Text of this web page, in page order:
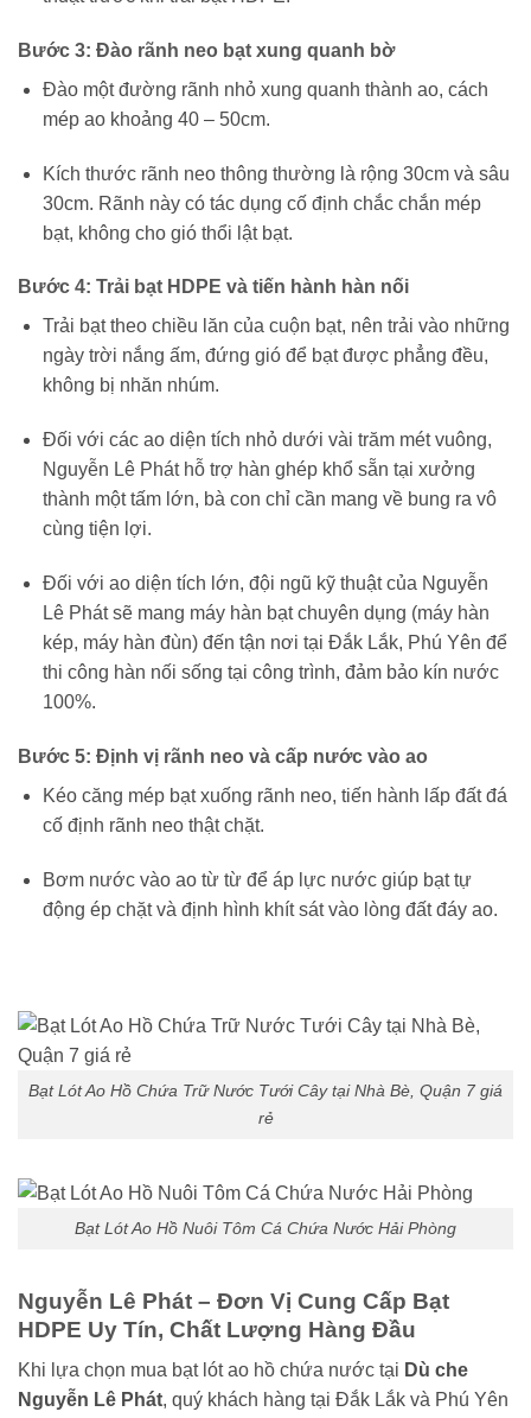
Bước 3: Đào rãnh neo bạt xung quanh bờ
Đào một đường rãnh nhỏ xung quanh thành ao, cách
mép ao khoảng 40 – 50cm.
Kích thước rãnh neo thông thường là rộng 30cm và sâu
30cm. Rãnh này có tác dụng cố định chắc chắn mép
bạt, không cho gió thổi lật bạt.
Bước 4: Trải bạt HDPE và tiến hành hàn nối
Trải bạt theo chiều lăn của cuộn bạt, nên trải vào những
ngày trời nắng ấm, đứng gió để bạt được phẳng đều,
không bị nhăn nhúm.
Đối với các ao diện tích nhỏ dưới vài trăm mét vuông,
Nguyễn Lê Phát hỗ trợ hàn ghép khổ sẵn tại xưởng
thành một tấm lớn, bà con chỉ cần mang về bung ra vô
cùng tiện lợi.
Đối với ao diện tích lớn, đội ngũ kỹ thuật của Nguyễn
Lê Phát sẽ mang máy hàn bạt chuyên dụng (máy hàn
kép, máy hàn đùn) đến tận nơi tại Đắk Lắk, Phú Yên để
thi công hàn nối sống tại công trình, đảm bảo kín nước
100%.
Bước 5: Định vị rãnh neo và cấp nước vào ao
Kéo căng mép bạt xuống rãnh neo, tiến hành lấp đất đá
cố định rãnh neo thật chặt.
Bơm nước vào ao từ từ để áp lực nước giúp bạt tự
động ép chặt và định hình khít sát vào lòng đất đáy ao.
Bạt Lót Ao Hồ Chứa Trữ Nước Tưới Cây tại Nhà Bè, Quận 7 giá
rẻ
Bạt Lót Ao Hồ Nuôi Tôm Cá Chứa Nước Hải Phòng
Nguyễn Lê Phát – Đơn Vị Cung Cấp Bạt
HDPE Uy Tín, Chất Lượng Hàng Đầu
Khi lựa chọn mua bạt lót ao hồ chứa nước tại Dù che
Nguyễn Lê Phát, quý khách hàng tại Đắk Lắk và Phú Yên